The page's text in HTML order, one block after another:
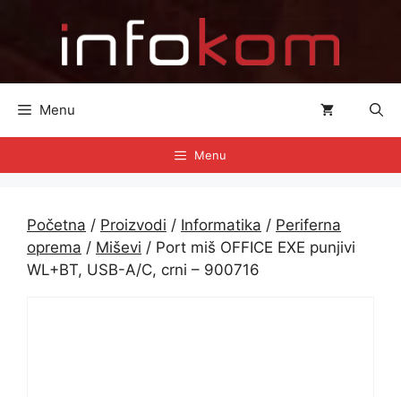
Menu
Menu
Početna / Proizvodi / Informatika / Periferna
oprema / Miševi / Port miš OFFICE EXE punjivi
WL+BT, USB-A/C, crni – 900716